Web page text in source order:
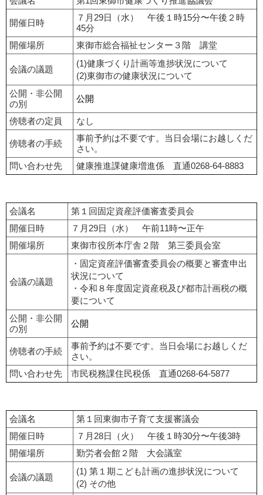
開催日時
７月29日（水） 午後１時15分〜午後２時
45分
開催場所
東御市総合福祉センター３階 講堂
会議の議題
(1)健康づくり計画等進捗状況について
(2)東御市の健康状況について
公開・非公開
の別
公開
傍聴者の定員 なし
傍聴者の手続
事前予約は不要です。当日会場にお越しくだ
さい。
問い合わせ先
健康推進課健康増進係 直通0268-64-8883
会議名
第１回固定資産評価審査委員会
開催日時
７月29日（水） 午前11時〜正午
開催場所
東御市役所本庁舎２階 第三委員会室
会議の議題
・固定資産評価審査委員会の概要と審査申出
状況について
・令和８年度固定資産税及び都市計画税の概
要について
公開・非公開
の別
公開
傍聴者の手続
事前予約は不要です。当日会場にお越しくだ
さい。
問い合わせ先
市民税務課住民税係 直通0268-64-5877
会議名
第１回東御市子育て支援審議会
開催日時
７月28日（火） 午後１時30分〜午後3時
開催場所
勤労者会館２階 大会議室
会議の議題
(1) 第１期こども計画の進捗状況について
(2) その他